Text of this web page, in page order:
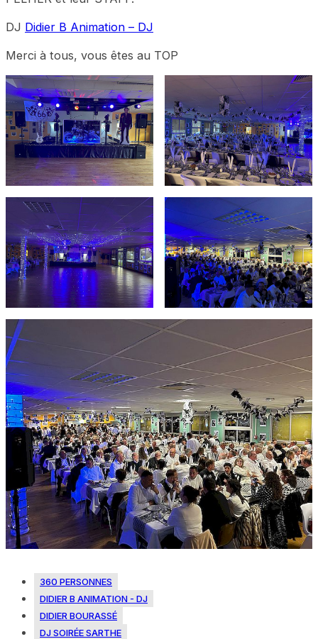
DJ Didier B Animation – DJ
Merci à tous, vous êtes au TOP
360 PERSONNES
DIDIER B ANIMATION - DJ
DIDIER BOURASSÉ
DJ SOIRÉE SARTHE